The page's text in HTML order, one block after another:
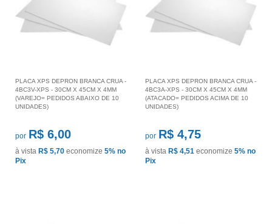
PLACA XPS DEPRON BRANCA CRUA -
4BC3V-XPS - 30CM X 45CM X 4MM
(VAREJO= PEDIDOS ABAIXO DE 10
UNIDADES)
por R$ 6,00
à vista R$ 5,70 economize 5% no
Pix
PLACA XPS DEPRON BRANCA CRUA -
4BC3A-XPS - 30CM X 45CM X 4MM
(ATACADO= PEDIDOS ACIMA DE 10
UNIDADES)
por R$ 4,75
à vista R$ 4,51 economize 5% no
Pix